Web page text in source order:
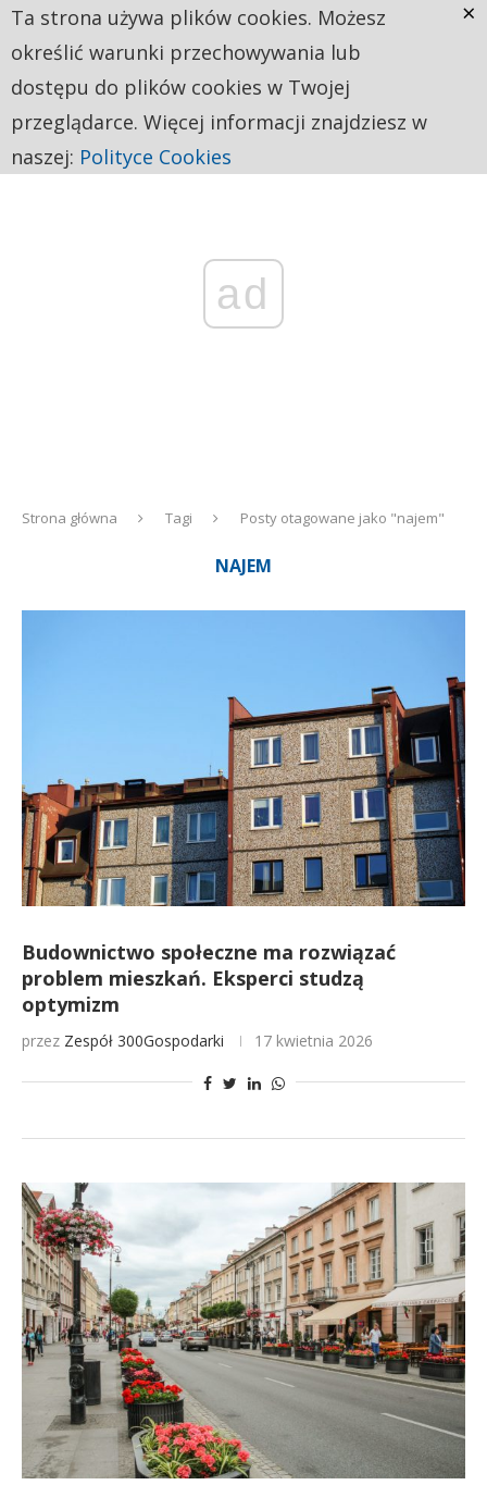
ad
Strona główna Tagi Posty otagowane jako "najem"
NAJEM
Budownictwo społeczne ma rozwiązać
problem mieszkań. Eksperci studzą
optymizm
przez Zespół 300Gospodarki 17 kwietnia 2026
Ta strona używa plików cookies. Możesz
określić warunki przechowywania lub
dostępu do plików cookies w Twojej
przeglądarce. Więcej informacji znajdziesz w
naszej: Polityce Cookies
×